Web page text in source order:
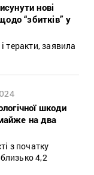
нові
“збитків” у
теракти, заявила
шкоди
на два
з початку
4,2